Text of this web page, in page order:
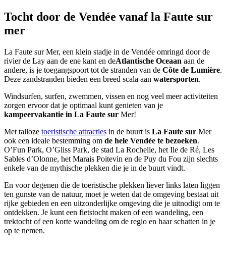
Tocht door de Vendée vanaf la Faute sur
mer
La Faute sur Mer, een klein stadje in de Vendée omringd door de
rivier de Lay aan de ene kant en deAtlantische Oceaan aan de
andere, is je toegangspoort tot de stranden van de Côte de Lumière.
Deze zandstranden bieden een breed scala aan watersporten.
Windsurfen, surfen, zwemmen, vissen en nog veel meer activiteiten
zorgen ervoor dat je optimaal kunt genieten van je
kampeervakantie in La Faute sur Mer!
Met talloze toeristische attracties in de buurt is La Faute sur Mer
ook een ideale bestemming om de hele Vendée te bezoeken.
O’Fun Park, O’Gliss Park, de stad La Rochelle, het Ile de Ré, Les
Sables d’Olonne, het Marais Poitevin en de Puy du Fou zijn slechts
enkele van de mythische plekken die je in de buurt vindt.
En voor degenen die de toeristische plekken liever links laten liggen
ten gunste van de natuur, moet je weten dat de omgeving bestaat uit
rijke gebieden en een uitzonderlijke omgeving die je uitnodigt om te
ontdekken. Je kunt een fietstocht maken of een wandeling, een
trektocht of een korte wandeling om de regio en haar schatten in je
op te nemen.